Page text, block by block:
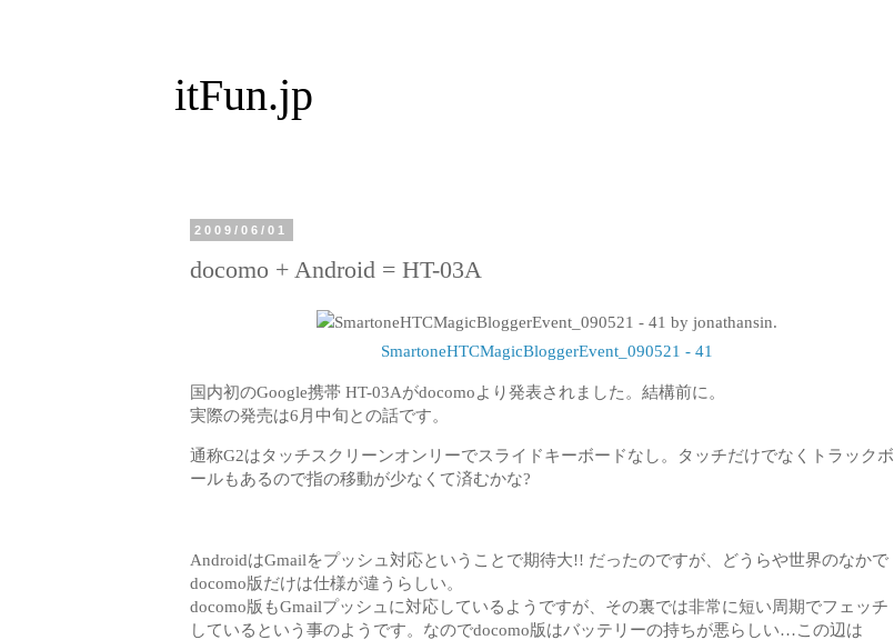
itFun.jp
2009/06/01
docomo + Android = HT-03A
SmartoneHTCMagicBloggerEvent_090521 - 41
国内初のGoogle携帯 HT-03Aがdocomoより発表されました。結構前に。
実際の発売は6月中旬との話です。
通称G2はタッチスクリーンオンリーでスライドキーボードなし。タッチだけでなくトラックボ
ールもあるので指の移動が少なくて済むかな?
AndroidはGmailをプッシュ対応ということで期待大!! だったのですが、どうらや世界のなかで
docomo版だけは仕様が違うらしい。
docomo版もGmailプッシュに対応しているようですが、その裏では非常に短い周期でフェッチ
しているという事のようです。なのでdocomo版はバッテリーの持ちが悪らしい…この辺は